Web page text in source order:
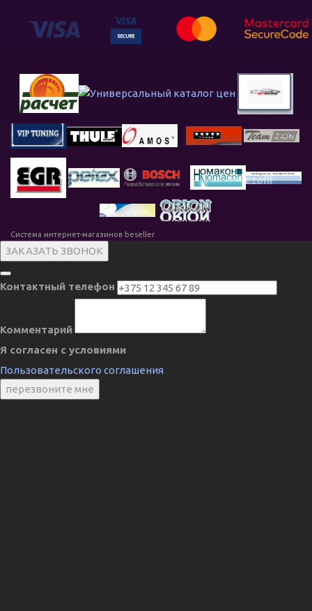
Система интернет-магазинов beseller
ЗАКАЗАТЬ ЗВОНОК
Контактный телефон
Комментарий
Я согласен с условиями
Пользовательского соглашения
перезвоните мне